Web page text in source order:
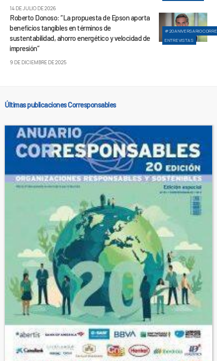
14 DE JULIO DE 2026
ENTREVISTAS
Roberto Donoso: “La propuesta de Epson aporta
beneficios tangibles en términos de
sustentabilidad, ahorro energético y velocidad de
impresión”
9 DE DICIEMBRE DE 2025
Últimas publicaciones Corresponsables